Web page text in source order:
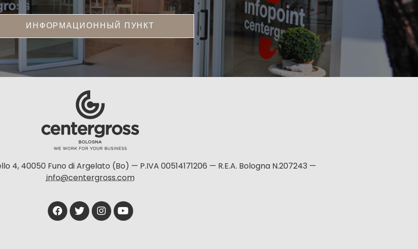
ИНФОРМАЦИОННЫЙ ПУНКТ
4, 40050 Funo di Argelato (Bo) — P.IVA 00514171206 — R.E.A. Bologna N.207243 —
info@centergross.com